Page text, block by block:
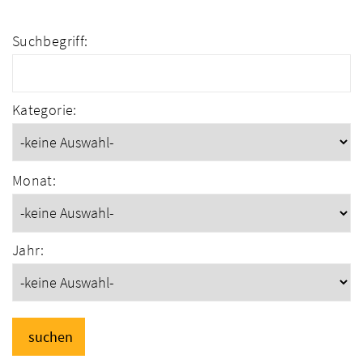
Suchbegriff:
Kategorie:
Monat:
Jahr:
suchen